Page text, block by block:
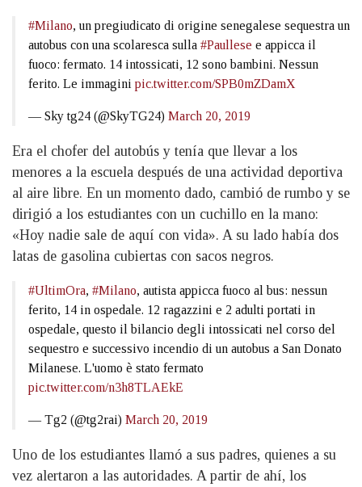
#Milano, un pregiudicato di origine senegalese sequestra un
autobus con una scolaresca sulla #Paullese e appicca il
fuoco: fermato. 14 intossicati, 12 sono bambini. Nessun
ferito. Le immagini pic.twitter.com/SPB0mZDamX
— Sky tg24 (@SkyTG24) March 20, 2019
Era el chofer del autobús y tenía que llevar a los
menores a la escuela después de una actividad deportiva
al aire libre. En un momento dado, cambió de rumbo y se
dirigió a los estudiantes con un cuchillo en la mano:
«Hoy nadie sale de aquí con vida». A su lado había dos
latas de gasolina cubiertas con sacos negros.
#UltimOra, #Milano, autista appicca fuoco al bus: nessun
ferito, 14 in ospedale. 12 ragazzini e 2 adulti portati in
ospedale, questo il bilancio degli intossicati nel corso del
sequestro e successivo incendio di un autobus a San Donato
Milanese. L'uomo è stato fermato
pic.twitter.com/n3h8TLAEkE
— Tg2 (@tg2rai) March 20, 2019
Uno de los estudiantes llamó a sus padres, quienes a su
vez alertaron a las autoridades. A partir de ahí, los